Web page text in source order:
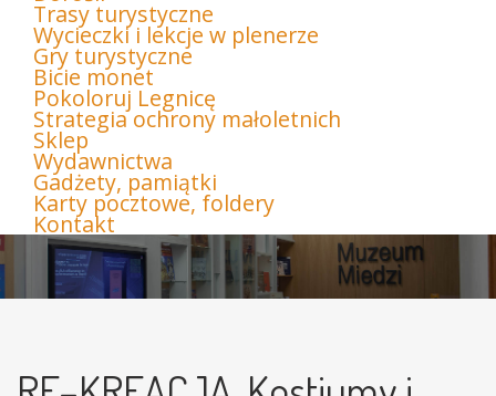
Trasy turystyczne
Wycieczki i lekcje w plenerze
Gry turystyczne
Bicie monet
Pokoloruj Legnicę
Strategia ochrony małoletnich
Sklep
Wydawnictwa
Gadżety, pamiątki
Karty pocztowe, foldery
Kontakt